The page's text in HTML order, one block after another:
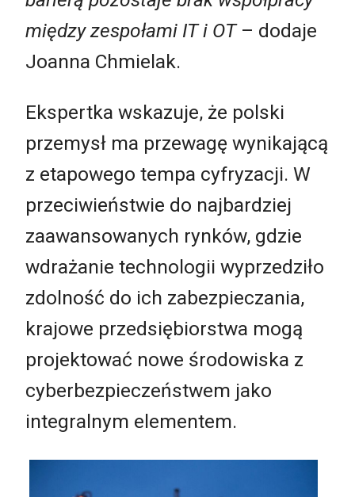
między zespołami IT i OT– dodaje
Joanna Chmielak.
Ekspertka wskazuje, że polski
przemysł ma przewagę wynikającą
z etapowego tempa cyfryzacji. W
przeciwieństwie do najbardziej
zaawansowanych rynków, gdzie
wdrażanie technologii wyprzedziło
zdolność do ich zabezpieczania,
krajowe przedsiębiorstwa mogą
projektować nowe środowiska z
cyberbezpieczeństwem jako
integralnym elementem.